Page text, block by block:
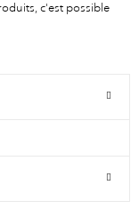
c'est possible